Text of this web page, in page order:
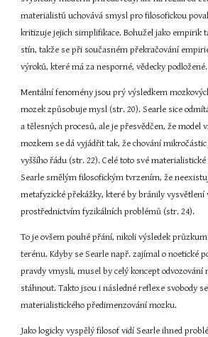
materialistů uchovává smysl pro filosofickou
kritizuje jejich simplifikace. Bohužel jako empirik
stín, takže se při současném překračování
výroků, které má za nesporné, vědecky podložené.
Mentální fenomény jsou prý výsledkem
mozek způsobuje mysl (str. 20). Searle sice
a tělesných procesů, ale je přesvědčen, že model
mozkem se dá vyjádřit tak, že chování
vyššího řádu (str. 22). Celé toto své
Searle smělým filosofickým tvrzením, že
metafyzické překážky, které by bránily
prostřednictvím fyzikálních problémů (str. 24).
To je ovšem pouhé přání, nikoli výsledek
terénu. Kdyby se Searle např. zajímal o noetické
pravdy vmysli, musel by celý koncept odvozování
stáhnout. Takto jsou i následné reflexe svobody
materialistického předimenzování mozku.
Jako logicky vyspělý filosof vidí Searle ihned